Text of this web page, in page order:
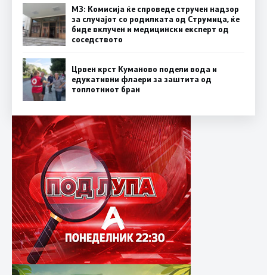
МЗ: Комисија ќе спроведе стручен надзор
за случајот со родилката од Струмица, ќе
биде вклучен и медицински експерт од
соседството
Црвен крст Куманово подели вода и
едукативни флаери за заштита од
топлотниот бран